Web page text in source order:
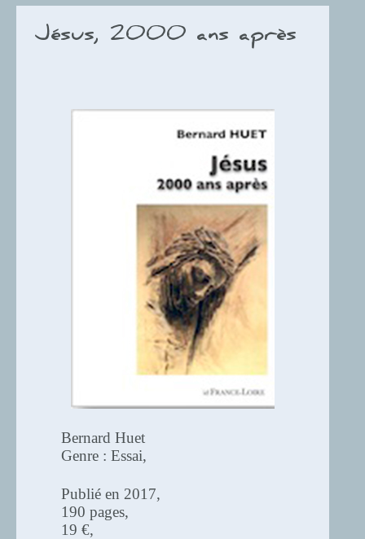
Jésus, 2000 ans après
Bernard Huet
Genre : Essai,
Publié en 2017,
190 pages,
19 €,